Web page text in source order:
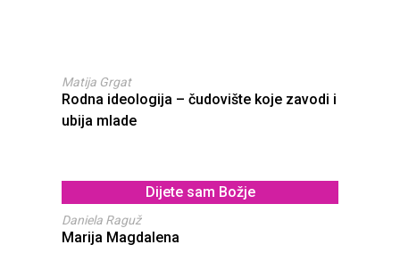
Matija Grgat
Rodna ideologija – čudovište koje zavodi i
ubija mlade
Dijete sam Božje
Daniela Raguž
Marija Magdalena